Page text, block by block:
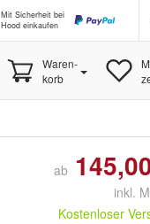
Mit Sicherheit bei
Hood einkaufen
Waren-
korb
ab
inkl.
Kostenloser